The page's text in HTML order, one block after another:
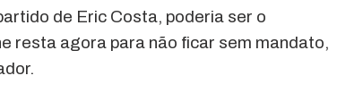
de Eric Costa, poderia ser o
resta agora para não ficar sem mandato,